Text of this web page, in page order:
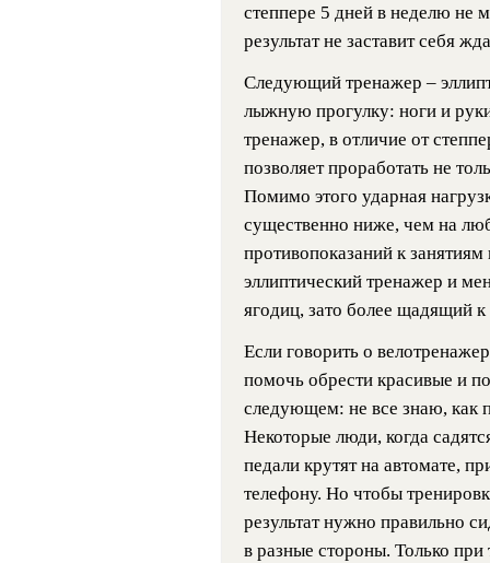
степпере 5 дней в неделю не
результат не заставит себя
Следующий тренажер –
лыжную прогулку: ноги и
тренажер, в отличие от
позволяет проработать не
Помимо этого ударная
существенно ниже, чем на
противопоказаний к
эллиптический тренажер и
ягодиц, зато более щадящий к
Если говорить о
помочь обрести красивые и
следующем: не все знаю, как
Некоторые люди, когда
педали крутят на автомате,
телефону. Но чтобы
результат нужно правильно
в разные стороны. Только